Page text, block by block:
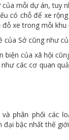
mỗi dự án, tuy
có chỗ để xe
xe trong mỗi khu
Sở cũng như
biện của xã hội
các cơ quan
phân phối các
đại bậc nhất thế